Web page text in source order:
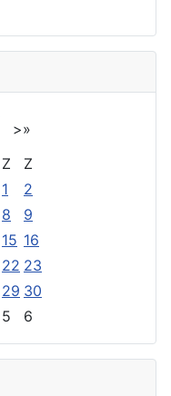
>»
Z
Z
1
2
8
9
15 16
22 23
29 30
5 6